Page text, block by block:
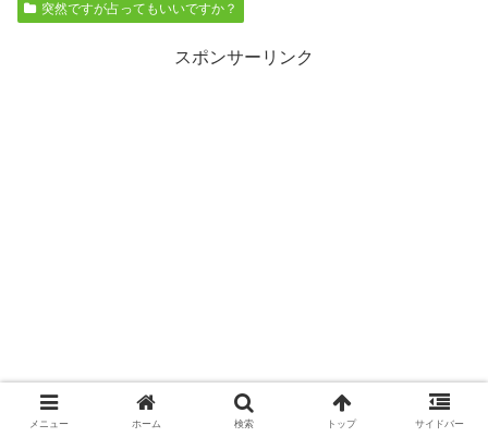
突然ですが占ってもいいですか？
スポンサーリンク
メニュー ホーム 検索 トップ サイドバー